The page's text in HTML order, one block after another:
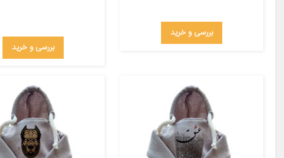
بررسی و خرید
بررسی و خرید